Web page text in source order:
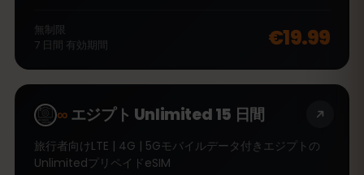
無制限
7 日間 有効期間 €19.99
∞エジプト Unlimited 15 日間
旅行者向けLTE | 4G | 5Gモバイルデータ付きエジプトの
UnlimitedプリペイドeSIM